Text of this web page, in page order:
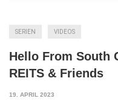
SERIEN VIDEOS
Hello From South
REITS & Friends
19. APRIL 2023